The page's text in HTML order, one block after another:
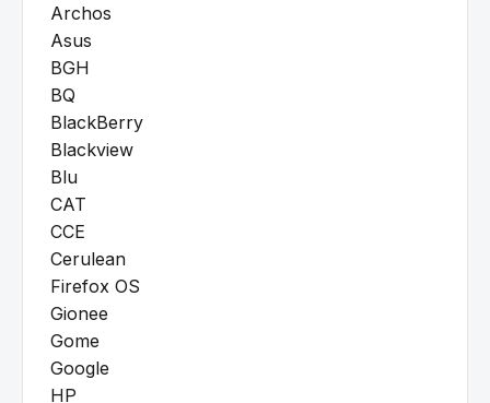
Archos
Asus
BGH
BQ
BlackBerry
Blackview
Blu
CAT
CCE
Cerulean
Firefox OS
Gionee
Gome
Google
HP